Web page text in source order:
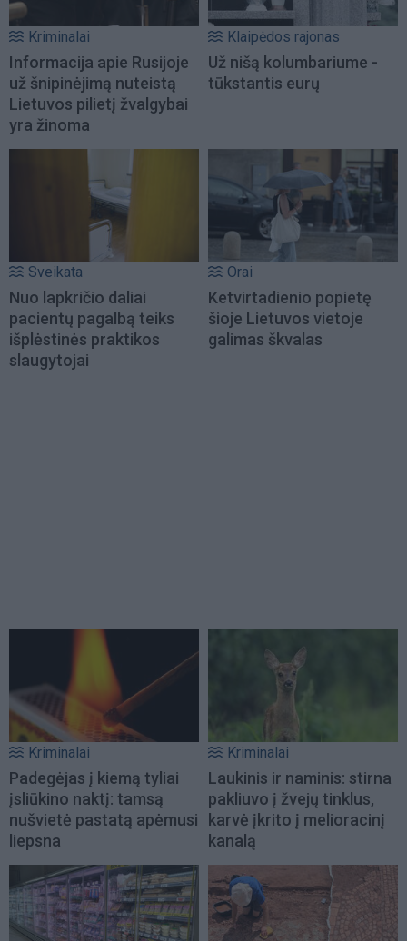
Kriminalai
Informacija apie Rusijoje
už šnipinėjimą nuteistą
Lietuvos pilietį žvalgybai
yra žinoma
Klaipėdos rajonas
Už nišą kolumbariume -
tūkstantis eurų
Sveikata
Nuo lapkričio daliai
pacientų pagalbą teiks
išplėstinės praktikos
slaugytojai
Orai
Ketvirtadienio popietę
šioje Lietuvos vietoje
galimas škvalas
Kriminalai
Padegėjas į kiemą tyliai
įsliūkino naktį: tamsą
nušvietė pastatą apėmusi
liepsna
Kriminalai
Laukinis ir naminis: stirna
pakliuvo į žvejų tinklus,
karvė įkrito į melioracinį
kanalą